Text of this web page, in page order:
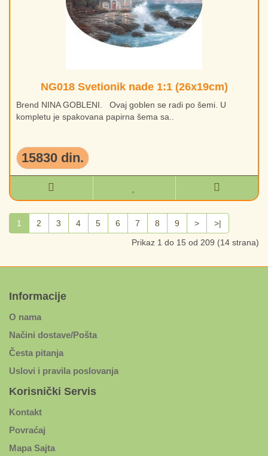
NG018 Svetionik nade 1:1 (26x19cm)
Brend NINA GOBLENI. Ovaj goblen se radi po šemi. U
kompletu je spakovana papirna šema sa..
15830 din.
1 2 3 4 5 6 7 8 9 >
>|
Prikaz 1 do 15 od 209 (14 strana)
Informacije
O nama
Načini dostave/Pošta
Česta pitanja
Uslovi i pravila poslovanja
Korisnički Servis
Kontakt
Povraćaj
Mapa Sajta